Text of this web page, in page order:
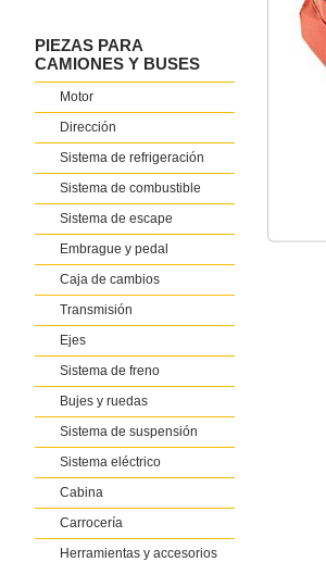
PIEZAS PARA
CAMIONES Y BUSES
Motor
Dirección
Sistema de refrigeración
Sistema de combustible
Sistema de escape
Embrague y pedal
Caja de cambios
Transmisión
Ejes
Sistema de freno
Bujes y ruedas
Sistema de suspensión
Sistema eléctrico
Cabina
Carrocería
Herramientas y accesorios